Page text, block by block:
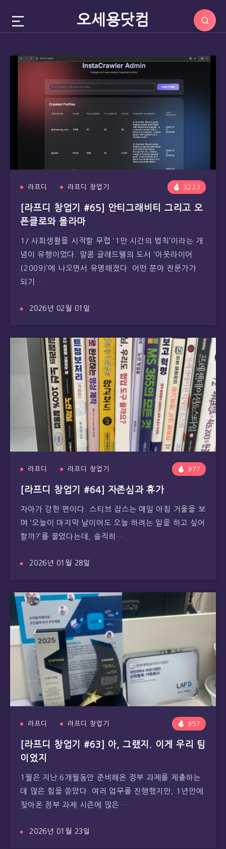
오세용닷컴
라프디 라프디 창업기 3223
[라프디 창업기 #65] 안티그래비티 그리고 오
픈클로와 올라마
1/ 사회생활을 시작할 무렵 ‘1만 시간의 법칙’이라는 개
념이 유행이었다. 말콤 글레드웰의 도서 ‘아웃라이어
(2009)’에 나오면서 유명해졌다. 어떤 분야 전문가가
되기…
2026년 02월 01일
라프디 라프디 창업기 977
[라프디 창업기 #64] 자존심과 휴가
자아가 강한 편이다. 스티브 잡스는 매일 아침 거울을 보
며 ‘오늘이 마지막 날이어도 오늘 하려는 일을 하고 싶어
할까?’를 물었다는데, 솔직히…
2026년 01월 28일
라프디 라프디 창업기 957
[라프디 창업기 #63] 아, 그랬지. 이게 우리 팀
이었지
1월은 지난 6개월동안 준비해온 정부 과제를 제출하는
데 많은 힘을 쏟았다. 여러 업무를 진행했지만, 1년만에
찾아온 정부 과제 시즌에 많은…
2026년 01월 23일